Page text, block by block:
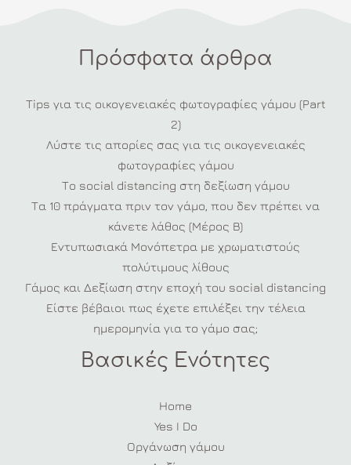
Πρόσφατα άρθρα
Tips για τις οικογενειακές φωτογραφίες γάμου (Part
2)
Λύστε τις απορίες σας για τις οικογενειακές
φωτογραφίες γάμου
Το social distancing στη δεξίωση γάμου
Τα 10 πράγματα πριν τον γάμο, που δεν πρέπει να
κάνετε λάθος (Μέρος Β)
Εντυπωσιακά Μονόπετρα με χρωματιστούς
πολύτιμους λίθους
Γάμος και Δεξίωση στην εποχή του social distancing
Είστε βέβαιοι πως έχετε επιλέξει την τέλεια
ημερομηνία για το γάμο σας;
Βασικές Ενότητες
Home
Yes I Do
Οργάνωση γάμου